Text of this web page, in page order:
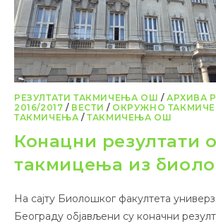
РЕЗУЛТАТИ ТАКМИЧЕЊА ОШ /АРХИВА
2016/2017 / ВЕСТИ / ОКРУЖНО
ТАКМИЧЕЊА /ТАКМИЧЕЊА ОШ
Конацни резултати
такмицења из
На сајту Биолошког факултета
Београду објављени су коначни